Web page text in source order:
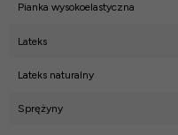
Pianka wysokoelastyczna
Lateks
Lateks naturalny
Sprężyny